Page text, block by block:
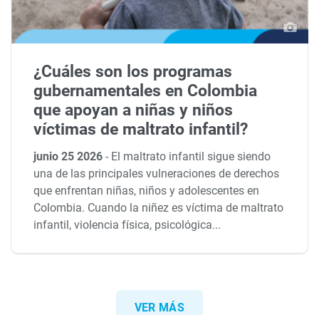
¿Cuáles son los programas
gubernamentales en Colombia
que apoyan a niñas y niños
víctimas de maltrato infantil?
junio 25 2026- El maltrato infantil sigue siendo
una de las principales vulneraciones de derechos
que enfrentan niñas, niños y adolescentes en
Colombia. Cuando la niñez es víctima de maltrato
infantil, violencia física, psicológica...
VER MÁS